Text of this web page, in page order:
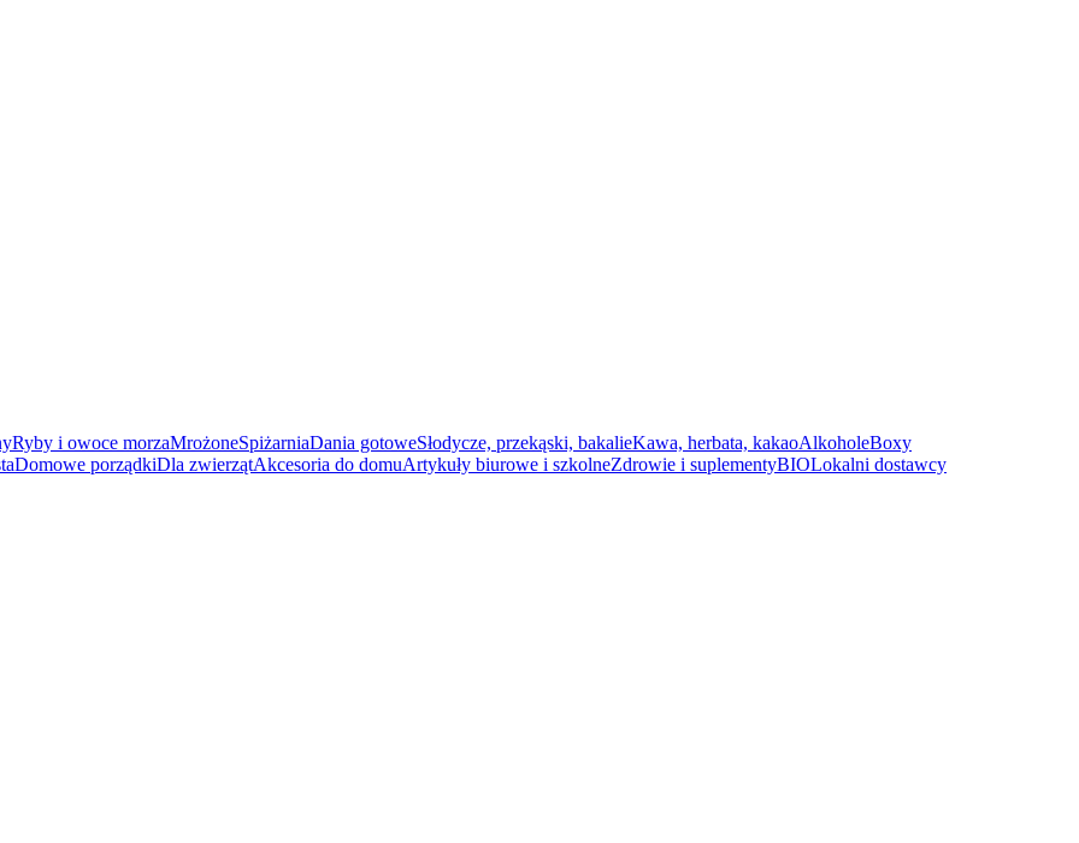
Ryby i owoce morzaMrożoneSpiżarniaDania gotoweSłodycze, przekąski, bakalieKawa, herbata, kakaoAlkoholeBoxy
Domowe porządkiDla zwierzątAkcesoria do domuArtykuły biurowe i szkolneZdrowie i suplementyBIOLokalni dostawcy